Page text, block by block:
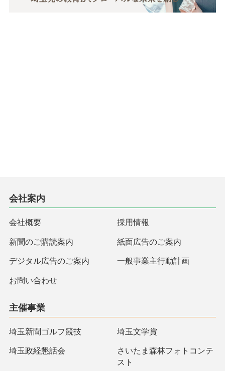
会社案内
会社概要 採用情報
新聞のご購読案内 紙面広告のご案内
デジタル広告のご案内 一般事業主行動計画
お問い合わせ
主催事業
埼玉新聞ゴルフ競技 埼玉文学賞
埼玉政経懇話会
さいたま森林フォトコンテ
スト